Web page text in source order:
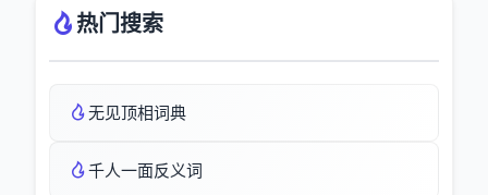
热门搜索
无见顶相词典
千人一面反义词